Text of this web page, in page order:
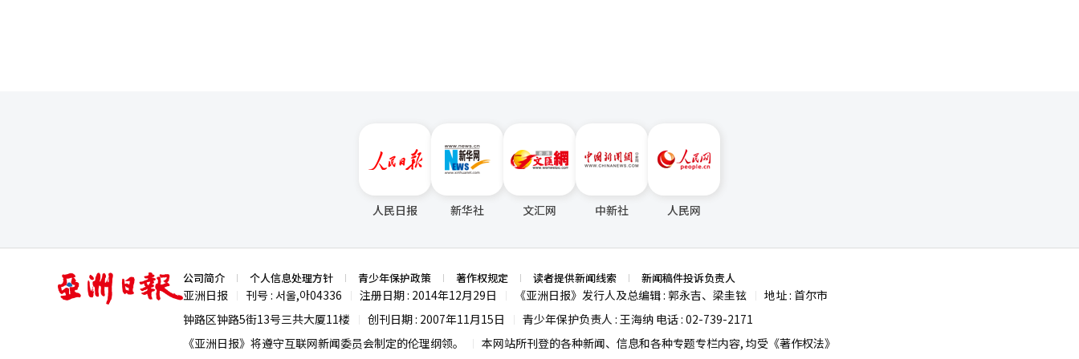
人民日报 新华社 文汇网 中新社 人民网
亚
洲
日
公司简介 个人信息处理方针 青少年保护政策 著作权规定 读者提供新闻线索 新闻稿件投诉负责人
亚洲日报 刊号 : 서울,아04336 注册日期 : 2014年12月29日 《亚洲日报》发行人及总编辑 : 郭永吉、梁圭铉
地址 : 首尔市
钟路区钟路5街13号三共大厦11楼
创刊日期 : 2007年11月15日
青少年保护负责人 : 王海纳 电话 : 02-739-2171
《亚洲日报》将遵守互联网新闻委员会制定的伦理纲领。
本网站所刊登的各种新闻、信息和各种专题专栏内容, 均受《著作权法》